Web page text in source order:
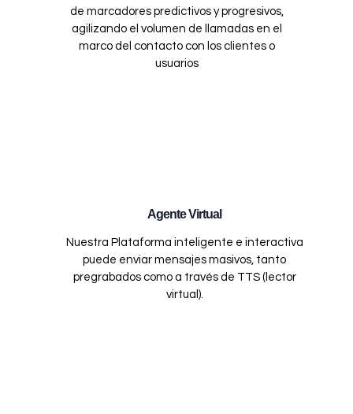
de marcadores predictivos y progresivos,
agilizando el volumen de llamadas en el
marco del contacto con los clientes o
usuarios
Agente Virtual
Nuestra Plataforma inteligente e interactiva
puede enviar mensajes masivos, tanto
pregrabados como a través de TTS (lector
virtual).